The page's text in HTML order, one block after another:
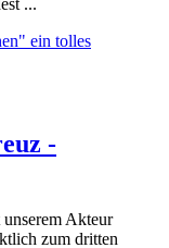
...
ein tolles
-
Akteur
zum dritten